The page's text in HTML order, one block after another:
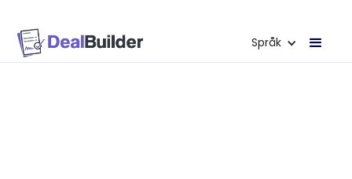
Språk